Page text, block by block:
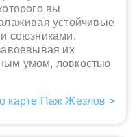
вы
устойчивые
союзниками,
их
умом, ловкостью
карте Паж Жезлов >